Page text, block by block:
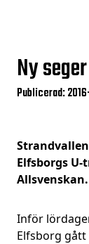
Ny
Publicerad:
Elfsborgs
Inför
Elfsborg gått